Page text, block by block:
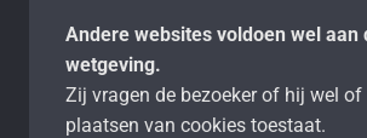
Andere websites voldoen wel aan
wetgeving.
Zij vragen de bezoeker of hij wel of
plaatsen van cookies toestaat.